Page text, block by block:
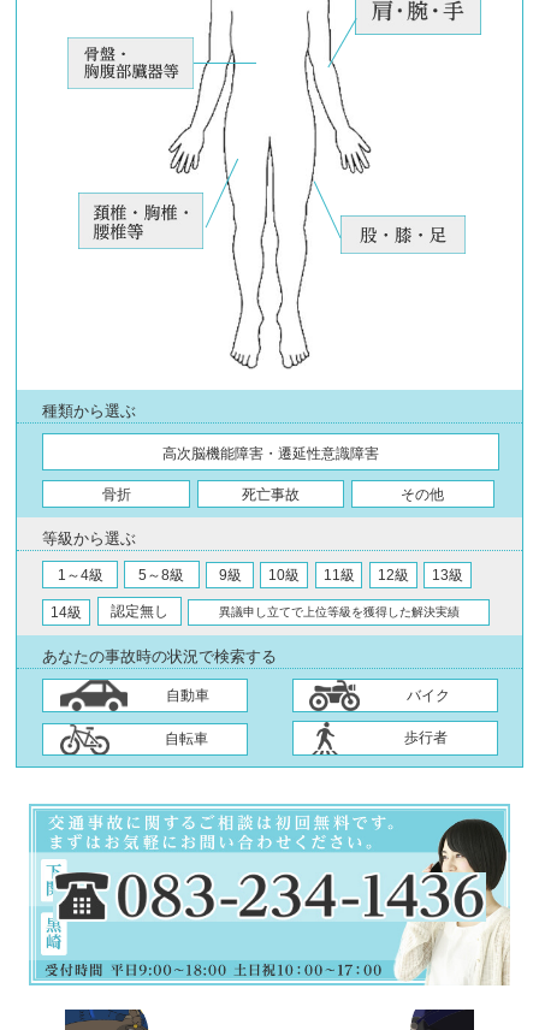
種類から選ぶ
高次脳機能障害・遷延性意識障害
骨折 死亡事故 その他
等級から選ぶ
1～4級 5～8級 9級 10級 11級 12級 13級
14級 認定無し 異議申し立てで上位等級を獲得した解決実績
あなたの事故時の状況で検索する
自動車 バイク
自転車 歩行者